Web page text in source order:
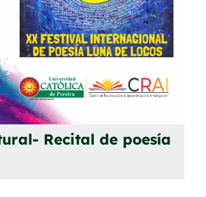
Recital de poesía